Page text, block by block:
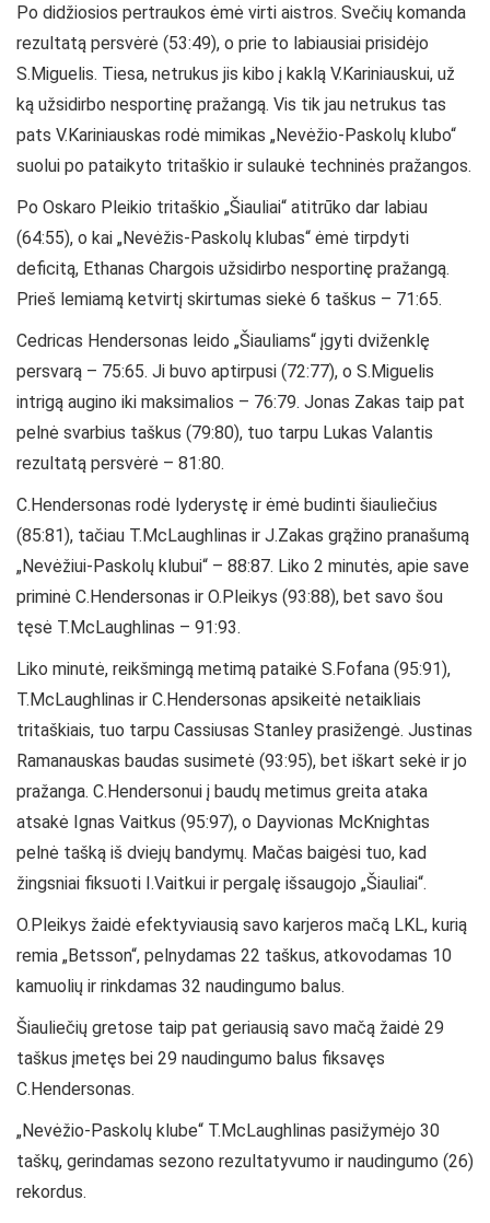
Po didžiosios pertraukos ėmė virti aistros. Svečių komanda
rezultatą persvėrė (53:49), o prie to labiausiai prisidėjo
S.Miguelis. Tiesa, netrukus jis kibo į kaklą V.Kariniauskui, už
ką užsidirbo nesportinę pražangą. Vis tik jau netrukus tas
pats V.Kariniauskas rodė mimikas „Nevėžio-Paskolų klubo“
suolui po pataikyto tritaškio ir sulaukė techninės pražangos.
Po Oskaro Pleikio tritaškio „Šiauliai“ atitrūko dar labiau
(64:55), o kai „Nevėžis-Paskolų klubas“ ėmė tirpdyti
deficitą, Ethanas Chargois užsidirbo nesportinę pražangą.
Prieš lemiamą ketvirtį skirtumas siekė 6 taškus – 71:65.
Cedricas Hendersonas leido „Šiauliams“ įgyti dviženklę
persvarą – 75:65. Ji buvo aptirpusi (72:77), o S.Miguelis
intrigą augino iki maksimalios – 76:79. Jonas Zakas taip pat
pelnė svarbius taškus (79:80), tuo tarpu Lukas Valantis
rezultatą persvėrė – 81:80.
C.Hendersonas rodė lyderystę ir ėmė budinti šiauliečius
(85:81), tačiau T.McLaughlinas ir J.Zakas grąžino pranašumą
„Nevėžiui-Paskolų klubui“ – 88:87. Liko 2 minutės, apie save
priminė C.Hendersonas ir O.Pleikys (93:88), bet savo šou
tęsė T.McLaughlinas – 91:93.
Liko minutė, reikšmingą metimą pataikė S.Fofana (95:91),
T.McLaughlinas ir C.Hendersonas apsikeitė netaikliais
tritaškiais, tuo tarpu Cassiusas Stanley prasižengė. Justinas
Ramanauskas baudas susimetė (93:95), bet iškart sekė ir jo
pražanga. C.Hendersonui į baudų metimus greita ataka
atsakė Ignas Vaitkus (95:97), o Dayvionas McKnightas
pelnė tašką iš dviejų bandymų. Mačas baigėsi tuo, kad
žingsniai fiksuoti I.Vaitkui ir pergalę išsaugojo „Šiauliai“.
O.Pleikys žaidė efektyviausią savo karjeros mačą LKL, kurią
remia „Betsson“, pelnydamas 22 taškus, atkovodamas 10
kamuolių ir rinkdamas 32 naudingumo balus.
Šiauliečių gretose taip pat geriausią savo mačą žaidė 29
taškus įmetęs bei 29 naudingumo balus fiksavęs
C.Hendersonas.
„Nevėžio-Paskolų klube“ T.McLaughlinas pasižymėjo 30
taškų, gerindamas sezono rezultatyvumo ir naudingumo (26)
rekordus.